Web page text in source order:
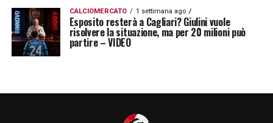
CALCIOMERCATO 1 settimana ago
Esposito resterà a Cagliari? Giulini vuole
risolvere la situazione, ma per 20 milioni può
partire – VIDEO